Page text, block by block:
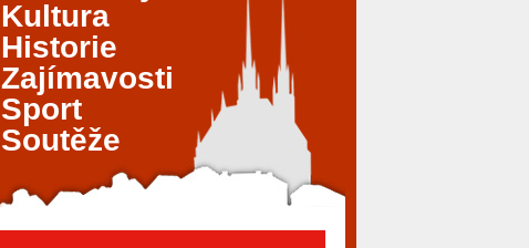
Kultura
Historie
Zajímavosti
Sport
Soutěže